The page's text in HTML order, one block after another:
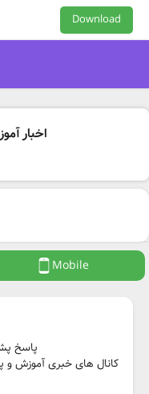
Download
اخبار
Mobile
پاسخ
کانال های خبری آموزش و